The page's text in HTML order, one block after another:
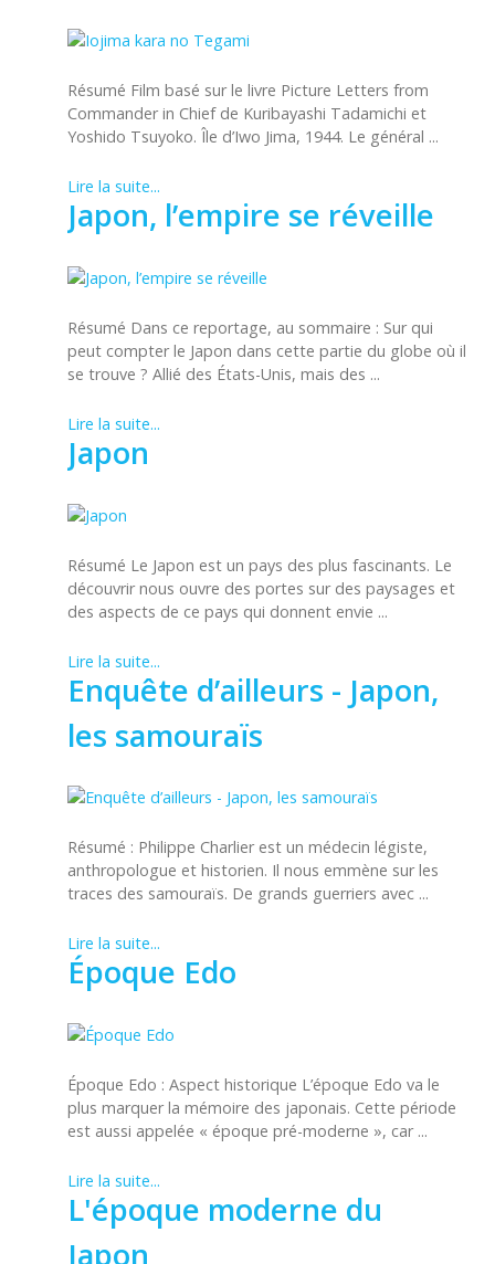
Résumé Film basé sur le livre Picture Letters from
Commander in Chief de Kuribayashi Tadamichi et
Yoshido Tsuyoko. Île d’Iwo Jima, 1944. Le général ...
Lire la suite...
Japon, l’empire se réveille
Résumé Dans ce reportage, au sommaire : Sur qui
peut compter le Japon dans cette partie du globe où il
se trouve ? Allié des États-Unis, mais des ...
Lire la suite...
Japon
Résumé Le Japon est un pays des plus fascinants. Le
découvrir nous ouvre des portes sur des paysages et
des aspects de ce pays qui donnent envie ...
Lire la suite...
Enquête d’ailleurs - Japon,
les samouraïs
Résumé : Philippe Charlier est un médecin légiste,
anthropologue et historien. Il nous emmène sur les
traces des samouraïs. De grands guerriers avec ...
Lire la suite...
Époque Edo
Époque Edo : Aspect historique L’époque Edo va le
plus marquer la mémoire des japonais. Cette période
est aussi appelée « époque pré-moderne », car ...
Lire la suite...
L'époque moderne du
Japon